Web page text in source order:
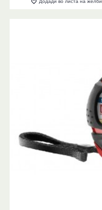
Додади во листа на желби